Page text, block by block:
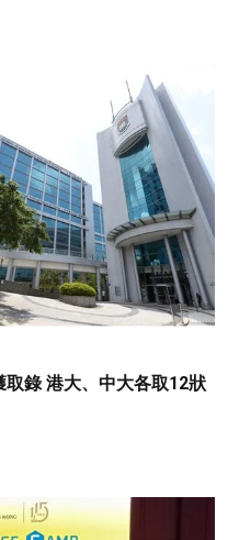
取錄 港大、中大各取12狀